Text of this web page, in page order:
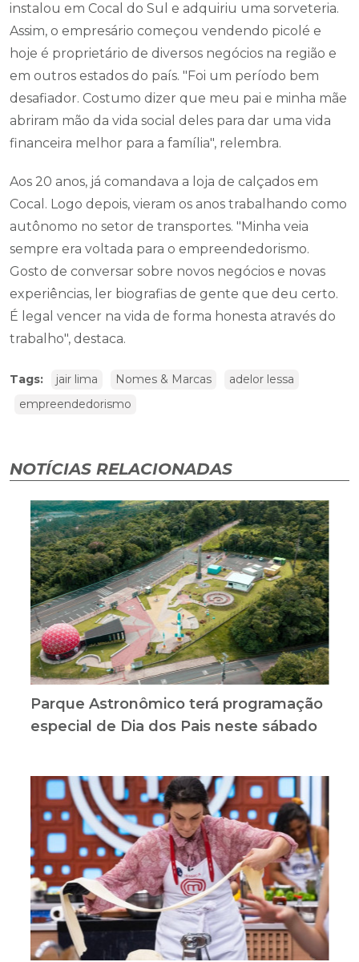
instalou em Cocal do Sul e adquiriu uma sorveteria.
Assim, o empresário começou vendendo picolé e
hoje é proprietário de diversos negócios na região e
em outros estados do país. "Foi um período bem
desafiador. Costumo dizer que meu pai e minha mãe
abriram mão da vida social deles para dar uma vida
financeira melhor para a família", relembra.
Aos 20 anos, já comandava a loja de calçados em
Cocal. Logo depois, vieram os anos trabalhando como
autônomo no setor de transportes. "Minha veia
sempre era voltada para o empreendedorismo.
Gosto de conversar sobre novos negócios e novas
experiências, ler biografias de gente que deu certo.
É legal vencer na vida de forma honesta através do
trabalho", destaca.
Tags: jair lima Nomes & Marcas
adelor lessa
empreendedorismo
NOTÍCIAS RELACIONADAS
Parque Astronômico terá programação
especial de Dia dos Pais neste sábado